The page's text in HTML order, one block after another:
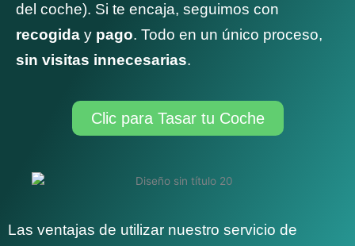
del coche). Si te encaja, seguimos con
recogida y pago. Todo en un único proceso,
sin visitas innecesarias.
Clic para Tasar tu Coche
Las ventajas de utilizar nuestro servicio de